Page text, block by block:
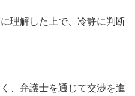
理解した上で、冷静に判断
、弁護士を通じて交渉を進